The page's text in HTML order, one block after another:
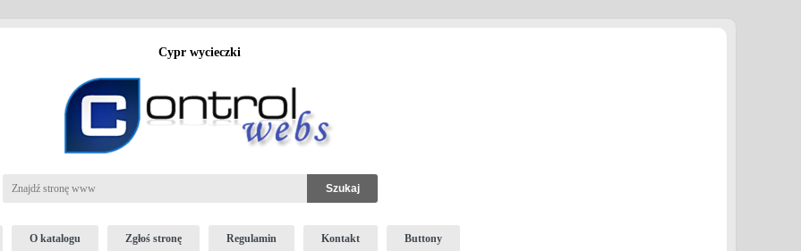
Cypr wycieczki
O katalogu Zgłoś stronę Regulamin Kontakt Buttony